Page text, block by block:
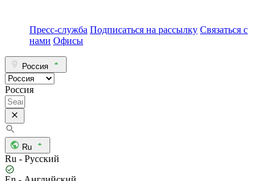
Пресс-служба Подписаться на рассылку Связаться с
нами Офисы
Россия
Россия
Ru
Ru - Русский